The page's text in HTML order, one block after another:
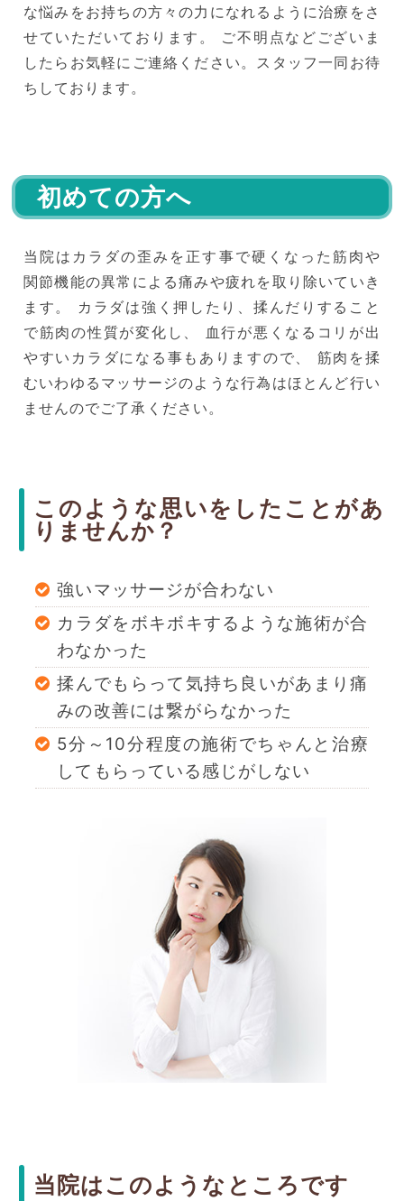
な悩みをお持ちの方々の力になれるように治療をさ
せていただいております。 ご不明点などございま
したらお気軽にご連絡ください。スタッフ一同お待
ちしております。
初めての方へ
当院はカラダの歪みを正す事で硬くなった筋肉や
関節機能の異常による痛みや疲れを取り除いていき
ます。 カラダは強く押したり、揉んだりすること
で筋肉の性質が変化し、 血行が悪くなるコリが出
やすいカラダになる事もありますので、 筋肉を揉
むいわゆるマッサージのような行為はほとんど行い
ませんのでご了承ください。
このような思いをしたことがあ
りませんか？
強いマッサージが合わない
カラダをボキボキするような施術が合
わなかった
揉んでもらって気持ち良いがあまり痛
みの改善には繋がらなかった
5分～10分程度の施術でちゃんと治療
してもらっている感じがしない
当院はこのようなところです